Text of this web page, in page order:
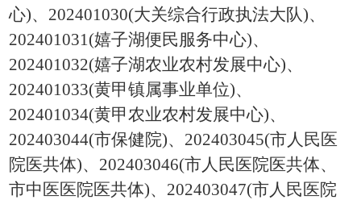
心)、 202401030(大关综合行政执法大队)、
202401031(嬉子湖便民服务中心)、
202401032(嬉子湖农业农村发展中心)、
202401033(黄甲镇属事业单位)、
202401034(黄甲农业农村发展中心)、
202403044(市保健院)、 202403045(市人民医
院医共体)、 202403046(市人民医院医共体、
市中医医院医共体)、 202403047(市人民医院